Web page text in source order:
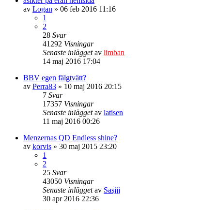
av Logan » 06 feb 2016 11:16
1
2
28 Svar
41292 Visningar
Senaste inläggetav limban
14 maj 2016 17:04
BBV egen fälgtvätt?
av Perra83 » 10 maj 2016 20:15
7 Svar
17357 Visningar
Senaste inläggetav latisen
11 maj 2016 00:26
Menzernas QD Endless shine?
av korvis » 30 maj 2015 23:20
1
2
25 Svar
43050 Visningar
Senaste inläggetav Sasjjj
30 apr 2016 22:36